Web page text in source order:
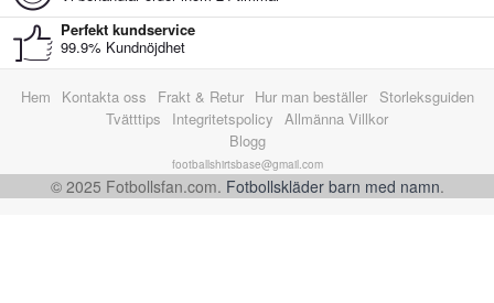
Perfekt kundservice
99.9% Kundnöjdhet
Hem Kontakta oss Frakt & Retur Hur man beställer
Storleksguiden
Tvätttips
Integritetspolicy Allmänna Villkor
Blogg
footballshirtsbase@gmail.com
© 2025 Fotbollsfan.com. Fotbollskläder barn med namn.